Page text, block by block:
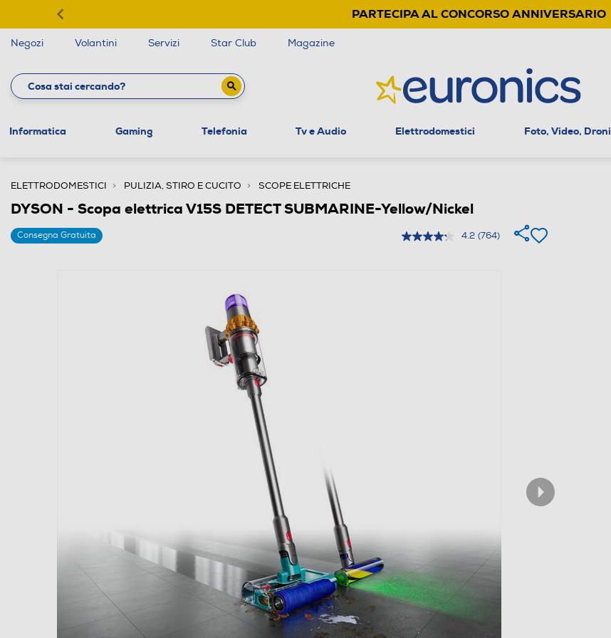
PARTECIPA AL CONCORSO ANNIVERSARIO
Negozi Volantini Servizi Star Club Magazine
Informatica Gaming Telefonia Tv e Audio Elettrodomestici Foto, Video, Droni
ELETTRODOMESTICI PULIZIA, STIRO E CUCITO SCOPE ELETTRICHE
DYSON - Scopa elettrica V15S DETECT SUBMARINE-Yellow/Nickel
Consegna Gratuita 4.2 (764)